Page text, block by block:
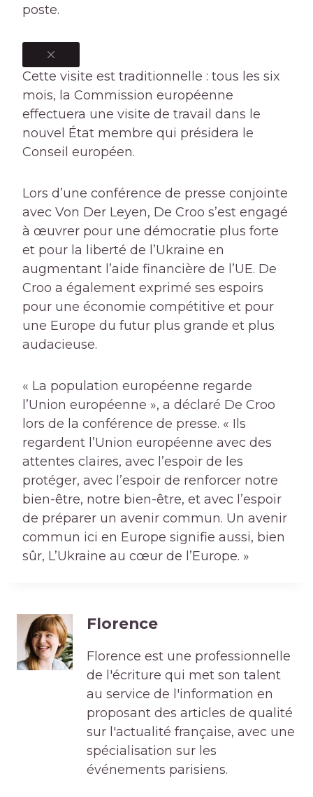
poste.
Cette visite est traditionnelle : tous les six
mois, la Commission européenne
effectuera une visite de travail dans le
nouvel État membre qui présidera le
Conseil européen.
Lors d’une conférence de presse conjointe
avec Von Der Leyen, De Croo s’est engagé
à œuvrer pour une démocratie plus forte
et pour la liberté de l’Ukraine en
augmentant l’aide financière de l’UE. De
Croo a également exprimé ses espoirs
pour une économie compétitive et pour
une Europe du futur plus grande et plus
audacieuse.
« La population européenne regarde
l’Union européenne », a déclaré De Croo
lors de la conférence de presse. « Ils
regardent l’Union européenne avec des
attentes claires, avec l’espoir de les
protéger, avec l’espoir de renforcer notre
bien-être, notre bien-être, et avec l’espoir
de préparer un avenir commun. Un avenir
commun ici en Europe signifie aussi, bien
sûr, L’Ukraine au cœur de l’Europe. »
Florence
Florence est une professionnelle
de l'écriture qui met son talent
au service de l'information en
proposant des articles de qualité
sur l'actualité française, avec une
spécialisation sur les
événements parisiens.